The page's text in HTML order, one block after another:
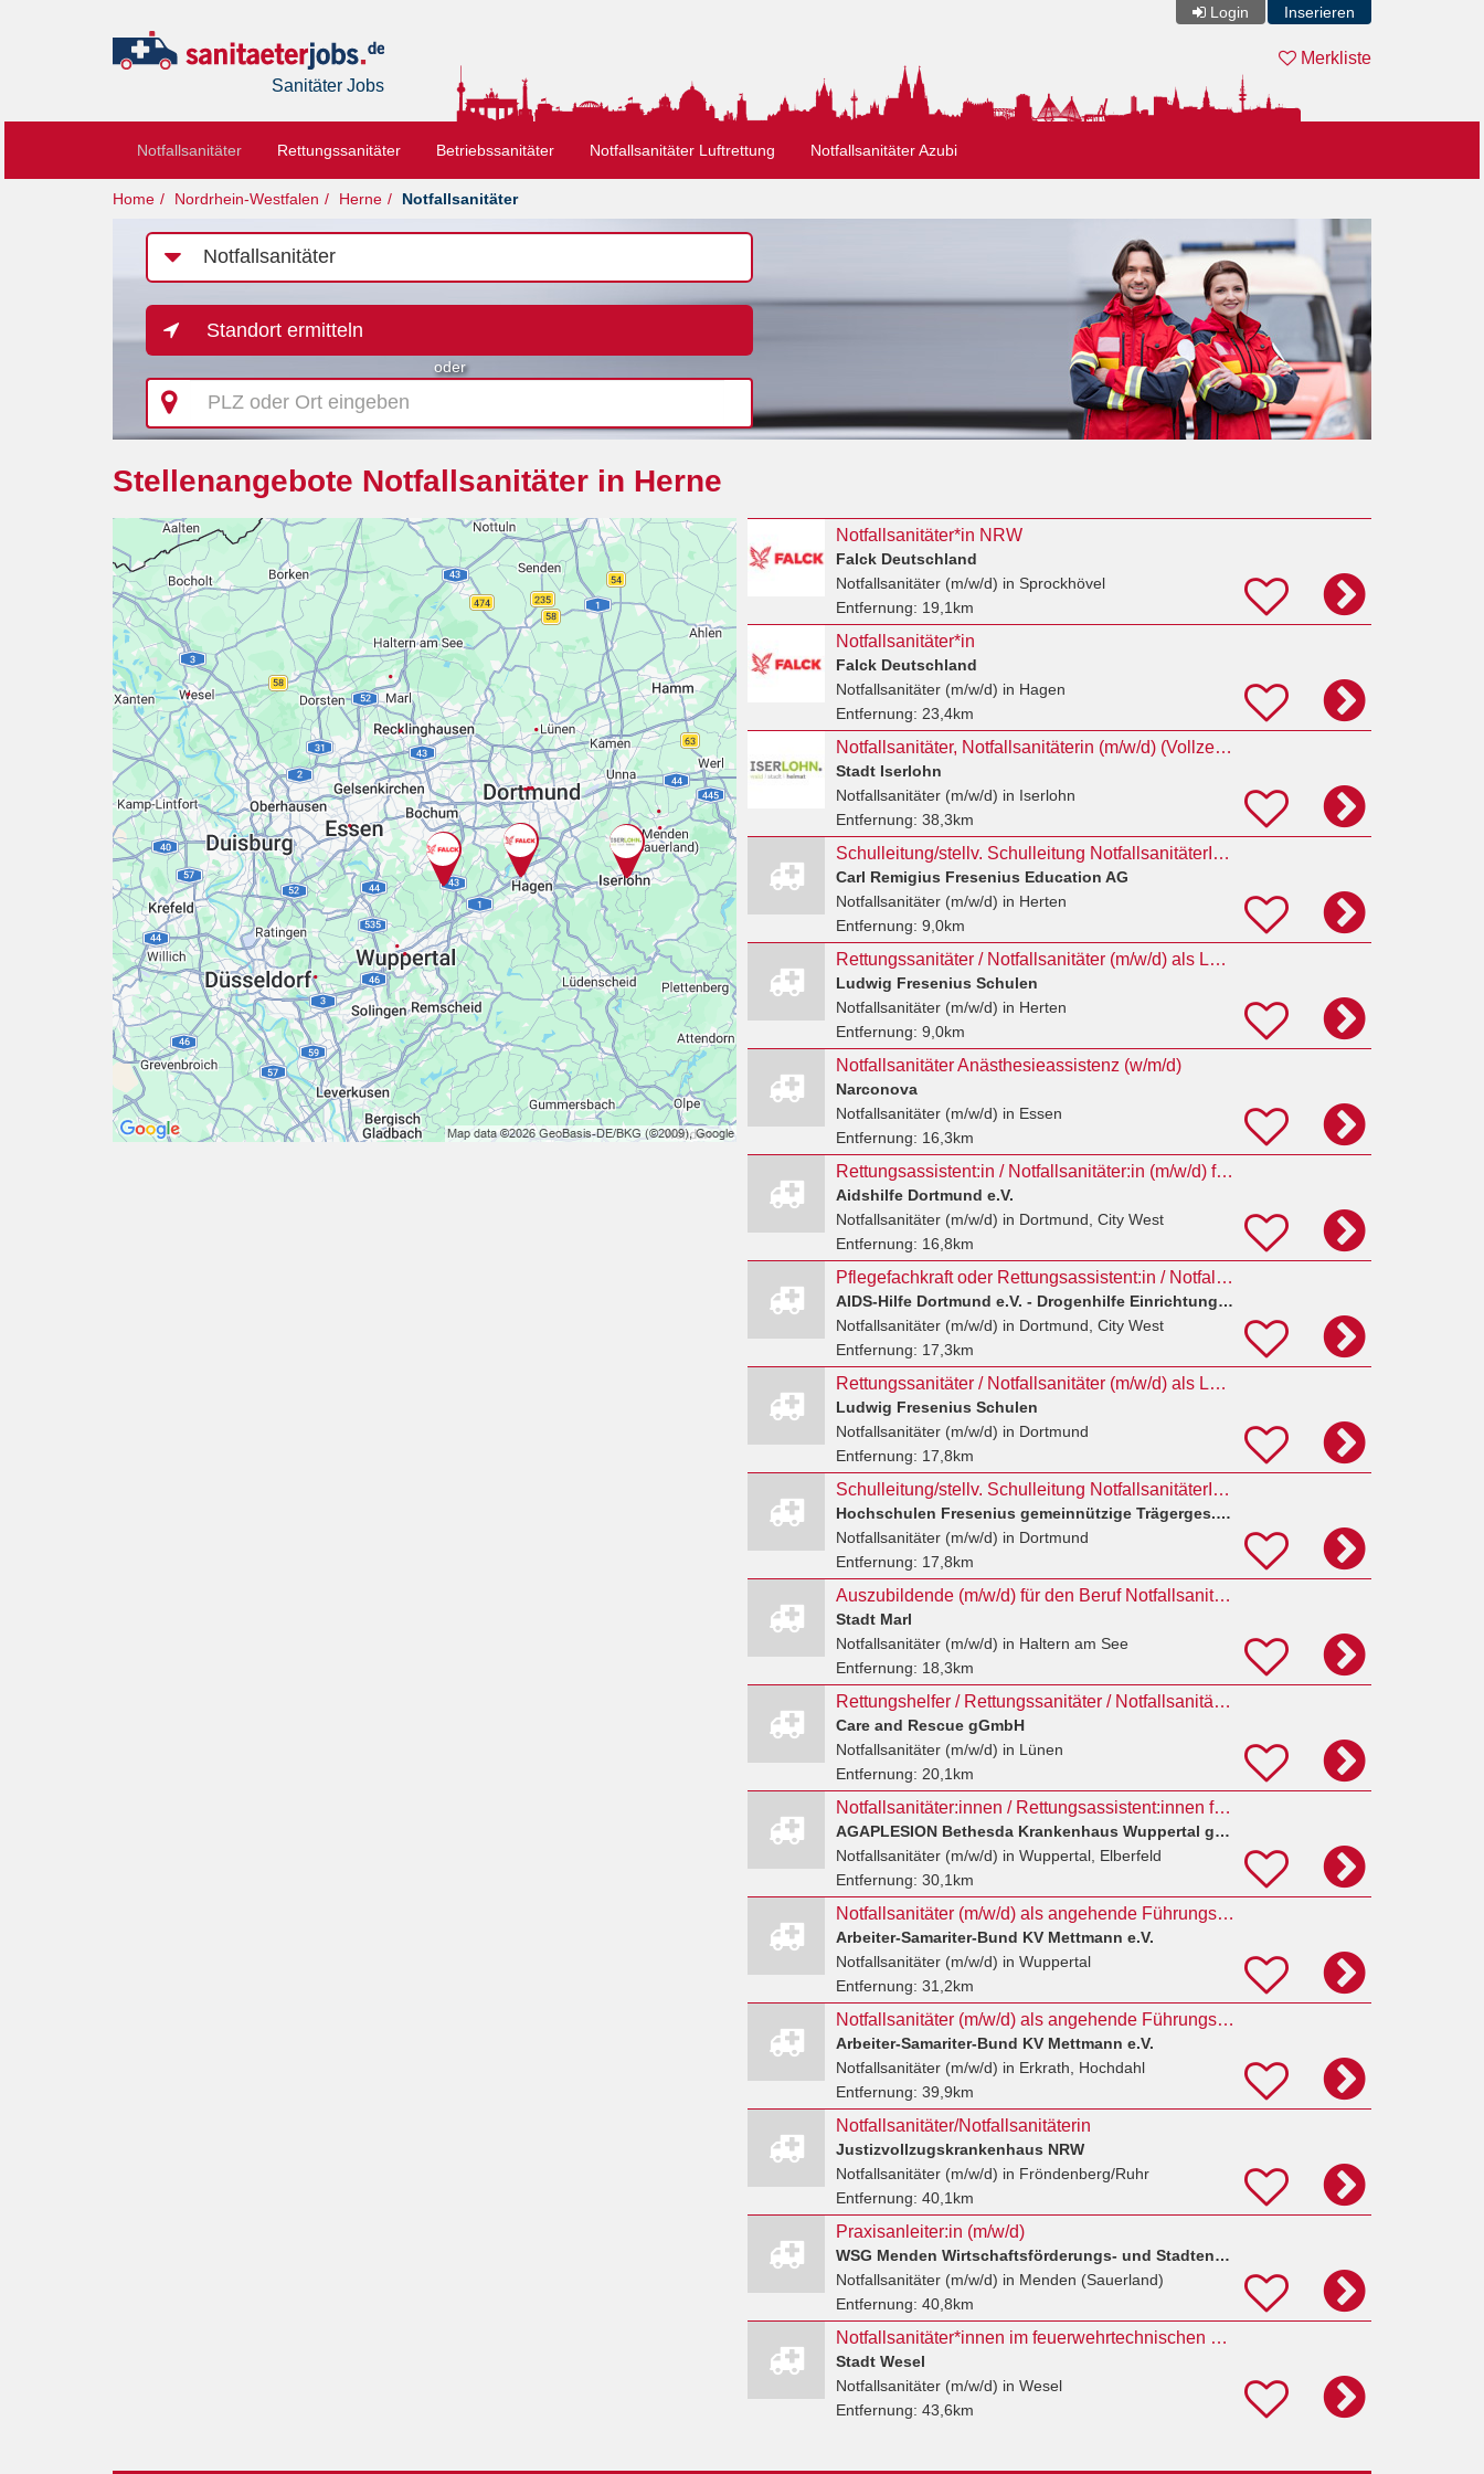
Login Inserieren
Sanitäter Jobs
Merkliste
Notfallsanitäter Rettungssanitäter Betriebssanitäter Notfallsanitäter Luftrettung Notfallsanitäter Azubi
Home Nordrhein-Westfalen Herne Notfallsanitäter
Job-
Kategorie
Standort ermitteln
oder
PLZ
oder
Ort
Stellenangebote Notfallsanitäter in Herne
Notfallsanitäter*in NRW
Falck Deutschland
Notfallsanitäter (m/w/d) in Sprockhövel
Entfernung: 19,1km
Notfallsanitäter*in
Falck Deutschland
Notfallsanitäter (m/w/d) in Hagen
Entfernung: 23,4km
Notfallsanitäter, Notfallsanitäterin (m/w/d) (Vollzeit bzw. Teilzeit, unbefristet)
Stadt Iserlohn
Notfallsanitäter (m/w/d) in Iserlohn
Entfernung: 38,3km
Schulleitung/stellv. Schulleitung NotfallsanitäterIn mit Praxisanleiter(m/w/d)
Carl Remigius Fresenius Education AG
Notfallsanitäter (m/w/d) in Herten
Entfernung: 9,0km
Rettungssanitäter / Notfallsanitäter (m/w/d) als Lehrkraft
Ludwig Fresenius Schulen
Notfallsanitäter (m/w/d) in Herten
Entfernung: 9,0km
Notfallsanitäter Anästhesieassistenz (w/m/d)
Narconova
Notfallsanitäter (m/w/d) in Essen
Entfernung: 16,3km
Rettungsassistent:in / Notfallsanitäter:in (m/w/d) für die Drogenhilfeeinrichtung kick in Teilzeit
Aidshilfe Dortmund e.V.
Notfallsanitäter (m/w/d) in Dortmund, City West
Entfernung: 16,8km
Pflegefachkraft oder Rettungsassistent:in / Notfallsanitäter:in (m/w/d) für Teamleitung
AIDS-Hilfe Dortmund e.V. - Drogenhilfe Einrichtung Kick
Notfallsanitäter (m/w/d) in Dortmund, City West
Entfernung: 17,3km
Rettungssanitäter / Notfallsanitäter (m/w/d) als Lehrkraft
Ludwig Fresenius Schulen
Notfallsanitäter (m/w/d) in Dortmund
Entfernung: 17,8km
Schulleitung/stellv. Schulleitung NotfallsanitäterIn mit Praxisanleiter(m/w/d)
Hochschulen Fresenius gemeinnützige Trägerges. mbH
Notfallsanitäter (m/w/d) in Dortmund
Entfernung: 17,8km
Auszubildende (m/w/d) für den Beruf Notfallsanitäter*in
Stadt Marl
Notfallsanitäter (m/w/d) in Haltern am See
Entfernung: 18,3km
Rettungshelfer / Rettungssanitäter / Notfallsanitäter (m/w/d) im Sanitätsdienst
Care and Rescue gGmbH
Notfallsanitäter (m/w/d) in Lünen
Entfernung: 20,1km
Notfallsanitäter:innen / Rettungsassistent:innen für die Intensivstation (w/m/d)
AGAPLESION Bethesda Krankenhaus Wuppertal gGmbH
Notfallsanitäter (m/w/d) in Wuppertal, Elberfeld
Entfernung: 30,1km
Notfallsanitäter (m/w/d) als angehende Führungskraft
Arbeiter-Samariter-Bund KV Mettmann e.V.
Notfallsanitäter (m/w/d) in Wuppertal
Entfernung: 31,2km
Notfallsanitäter (m/w/d) als angehende Führungskraft
Arbeiter-Samariter-Bund KV Mettmann e.V.
Notfallsanitäter (m/w/d) in Erkrath, Hochdahl
Entfernung: 39,9km
Notfallsanitäter/Notfallsanitäterin
Justizvollzugskrankenhaus NRW
Notfallsanitäter (m/w/d) in Fröndenberg/Ruhr
Entfernung: 40,1km
Praxisanleiter:in (m/w/d)
WSG Menden Wirtschaftsförderungs- und Stadtentwicklungsgesellschaft Menden GmbH
Notfallsanitäter (m/w/d) in Menden (Sauerland)
Entfernung: 40,8km
Notfallsanitäter*innen im feuerwehrtechnischen Dienst (Hauptbrandmeister*in)
Stadt Wesel
Notfallsanitäter (m/w/d) in Wesel
Entfernung: 43,6km